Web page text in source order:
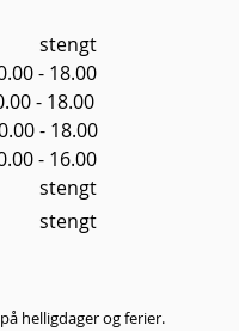
stengt
- 18.00
- 18.00
- 18.00
- 16.00
helligdager og ferier.